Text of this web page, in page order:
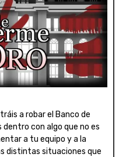
a robar el Banco de
dentro con algo que no es
a tu equipo y a la
distintas situaciones que